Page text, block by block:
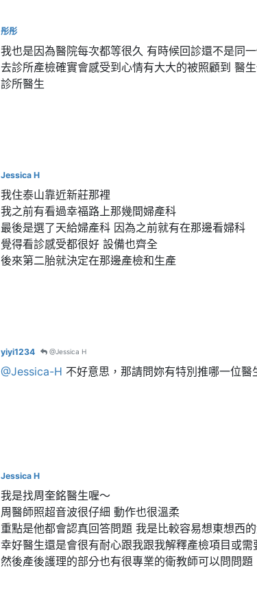
彤彤
我也是因為醫院每次都等很久 有時候回診還不是同
去診所產檢確實會感受到心情有大大的被照顧到 醫
診所醫生
Jessica H
我住泰山靠近新莊那裡
我之前有看過幸福路上那幾間婦產科
最後是選了天給婦產科 因為之前就有在那邊看婦科
覺得看診感受都很好 設備也齊全
後來第二胎就決定在那邊產檢和生產
yiyi1234 @Jessica H
@Jessica-H 不好意思，那請問妳有特別推哪一位醫
Jessica H
我是找周奎銘醫生喔～
周醫師照超音波很仔細 動作也很溫柔
重點是他都會認真回答問題 我是比較容易想東想西
幸好醫生還是會很有耐心跟我跟我解釋產檢項目或需
然後產後護理的部分也有很專業的衛教師可以問問題